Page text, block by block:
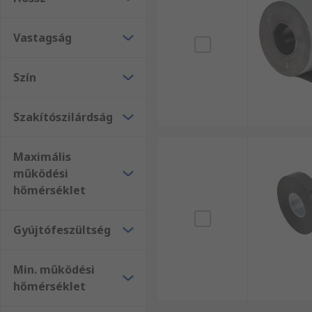
A speciális szalagnak számos előnye van, Ezek
UV-sugárzásnak ellenálló jelleg, és a legkülönfélébb
Vastagság
Szín
Szakítószilárdság
Maximális
működési
hőmérséklet
Gyújtófeszültség
Min. működési
hőmérséklet